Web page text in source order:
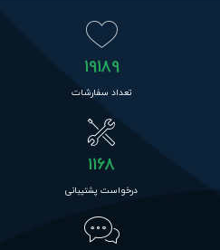
19189
تعداد سفارشات
1168
درخواست پشتیبانی